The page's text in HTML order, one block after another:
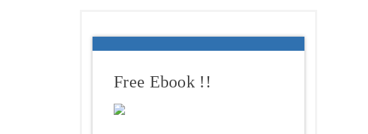
Free Ebook !!